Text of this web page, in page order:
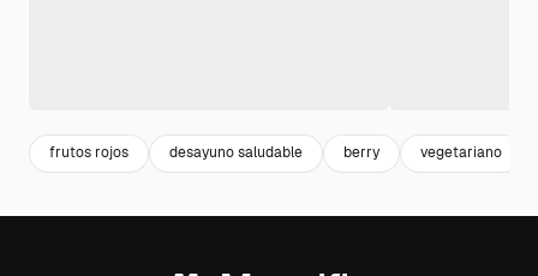
frutos rojos desayuno saludable berry vegetariano